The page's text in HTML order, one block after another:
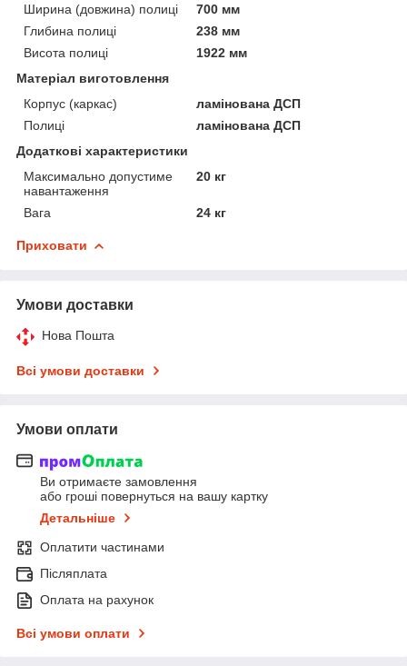
Ширина (довжина) полиці
700 мм
Глибина полиці
238 мм
Висота полиці
1922 мм
Матеріал виготовлення
Корпус (каркас)
ламінована ДСП
Полиці
ламінована ДСП
Додаткові характеристики
Максимально допустиме
навантаження
20 кг
Вага 24 кг
Приховати
Умови доставки
Нова Пошта
Всі умови доставки
Умови оплати
Ви отримаєте замовлення
або гроші повернуться на вашу картку
Детальніше
Оплатити частинами
Післяплата
Оплата на рахунок
Всі умови оплати